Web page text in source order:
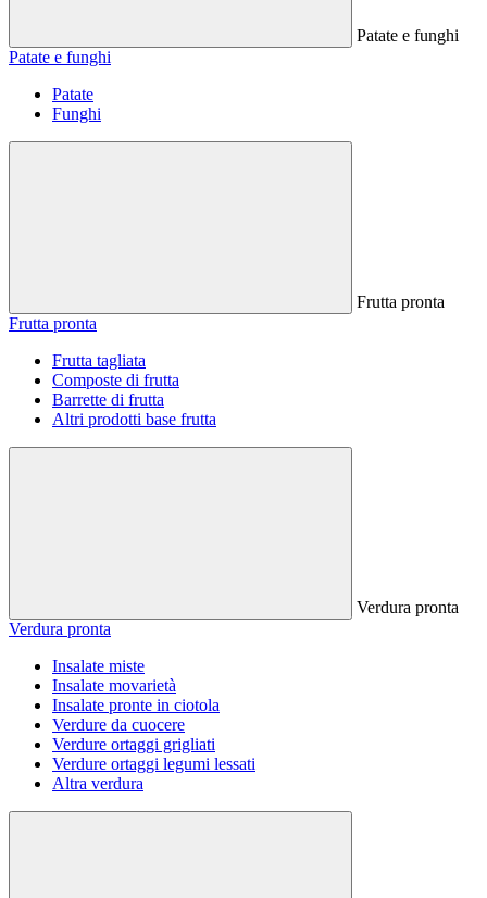
Patate e funghi
Patate e funghi
Patate
Funghi
Frutta pronta
Frutta pronta
Frutta tagliata
Composte di frutta
Barrette di frutta
Altri prodotti base frutta
Verdura pronta
Verdura pronta
Insalate miste
Insalate movarietà
Insalate pronte in ciotola
Verdure da cuocere
Verdure ortaggi grigliati
Verdure ortaggi legumi lessati
Altra verdura